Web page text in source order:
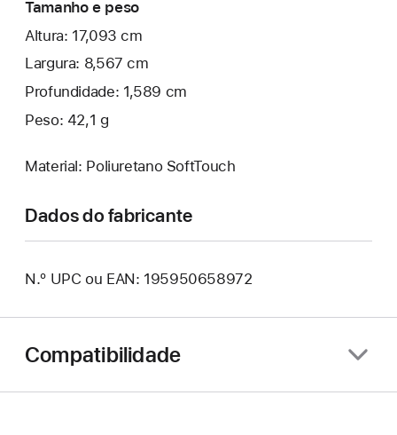
Tamanho e peso
Altura: 17,093 cm
Largura: 8,567 cm
Profundidade: 1,589 cm
Peso: 42,1 g
Material: Poliuretano SoftTouch
Dados do fabricante
N.º UPC ou EAN: 195950658972
Compatibilidade